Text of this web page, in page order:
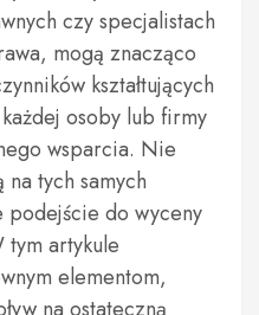
czy specjalistach
mogą znacząco
kształtujących
osoby lub firmy
wsparcia. Nie
tych samych
podejście do wyceny
tym artykule
elementom,
na ostateczną